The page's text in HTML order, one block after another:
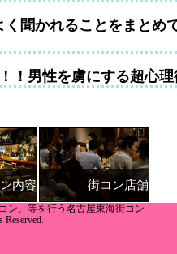
く聞かれることをまとめ
！男性を虜にする超心理
内容 街コン店舗
ン、等を行う名古屋東海街コン